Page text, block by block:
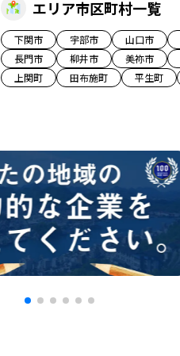
エリア市区町村一覧
下関市 宇部市 山口市
長門市
柳井市 美祢市
上関町
田布施町 平生町